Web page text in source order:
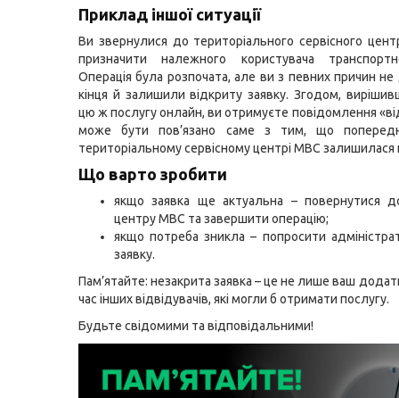
Приклад іншої ситуації
Ви звернулися до територіального сервісного
призначити належного користувача
Операція була розпочата, але ви з певних причин не
кінця й залишили відкриту заявку. Згодом,
цю ж послугу онлайн, ви отримуєте повідомлення
може бути пов’язано саме з тим, що
територіальному сервісному центрі МВС
Що варто зробити
якщо заявка ще актуальна – повернутися
центру МВС та завершити операцію;
якщо потреба зникла – попросити
заявку.
Пам’ятайте: незакрита заявка – це не лише ваш
час інших відвідувачів, які могли б отримати послугу.
Будьте свідомими та відповідальними!